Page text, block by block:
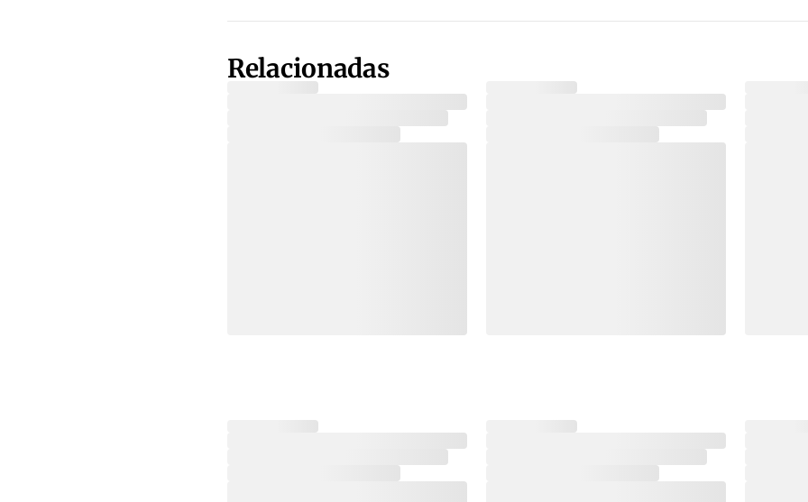
Relacionadas